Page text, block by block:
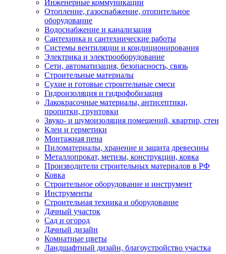
Инженерные коммуникации
Отопление, газоснабжение, отопительное
оборудование
Водоснабжение и канализация
Сантехника и сантехнические работы
Системы вентиляции и кондиционирования
Электрика и электрооборудование
Сети, автоматизация, безопасность, связь
Строительные материалы
Сухие и готовые строительные смеси
Гидроизоляция и гидрофобизация
Лакокрасочные материалы, антисептики,
пропитки, грунтовки
Звуко- и шумоизоляция помещений, квартир, стен
Клеи и герметики
Монтажная пена
Пиломатериалы, хранение и защита древесины
Металлопрокат, метизы, конструкции, ковка
Производители строительных материалов в РФ
Ковка
Строительное оборудование и инструмент
Инструменты
Строительная техника и оборудование
Дачный участок
Сад и огород
Дачный дизайн
Комнатные цветы
Ландшафтный дизайн, благоустройство участка